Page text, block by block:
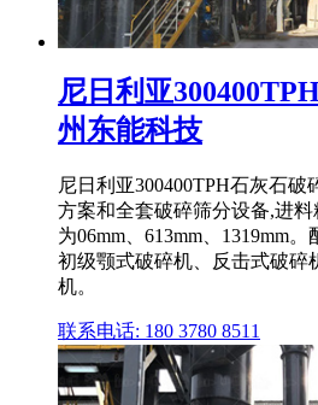
尼日利亚
州东能科技
尼日利亚300400TPH石灰石
方案和全套破碎筛分设备,进料
为06mm、613mm、1319mm
初级颚式破碎机、反击式破碎
机。
联系电话: 180 3780 8511